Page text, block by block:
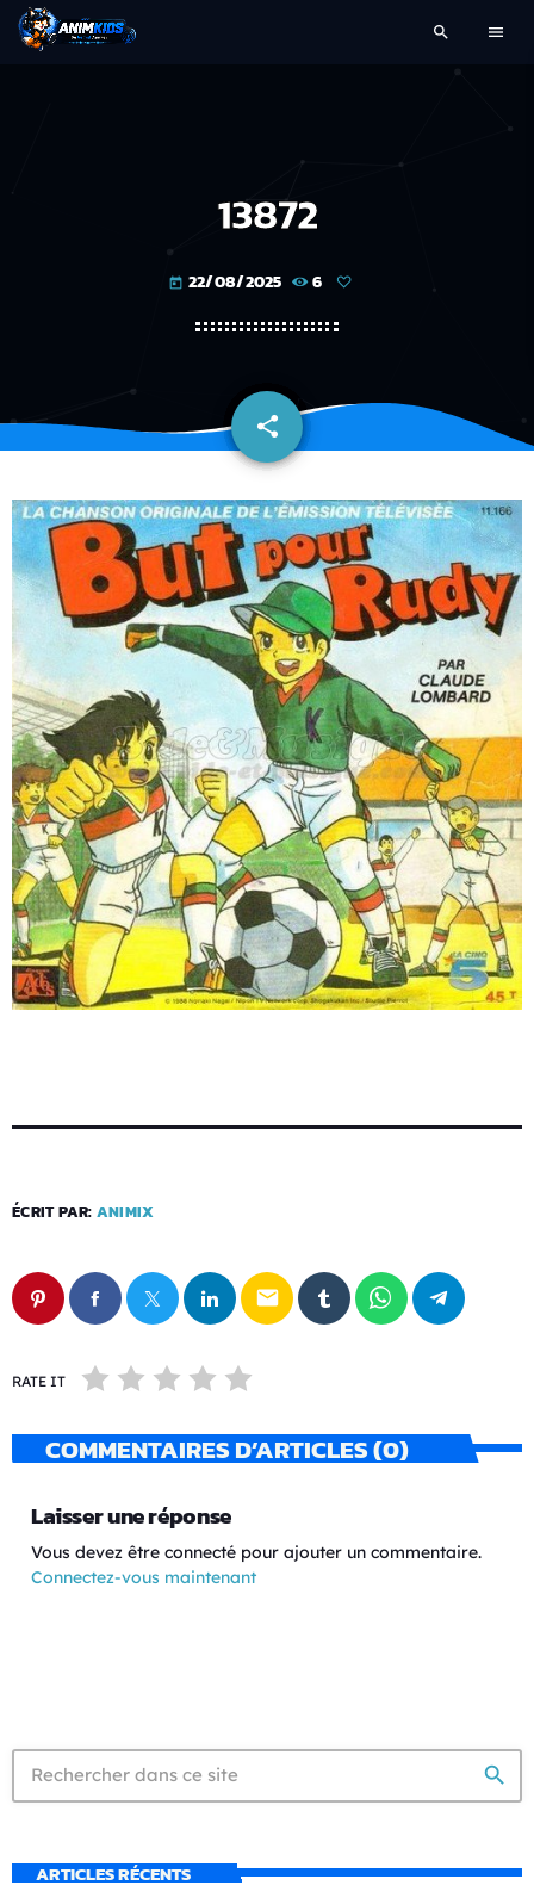
search menu
13872
today 22/08/2025 6
share
email
ÉCRIT PAR: ANIMIX
email
RATE IT
COMMENTAIRES D’ARTICLES (0)
Laisser une réponse
Vous devez être connecté pour ajouter un commentaire.
Connectez-vous maintenant
search
ARTICLES RÉCENTS